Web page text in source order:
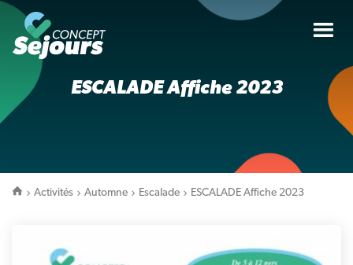
ESCALADE Affiche 2023
Activités Automne Escalade ESCALADE Affiche 2023